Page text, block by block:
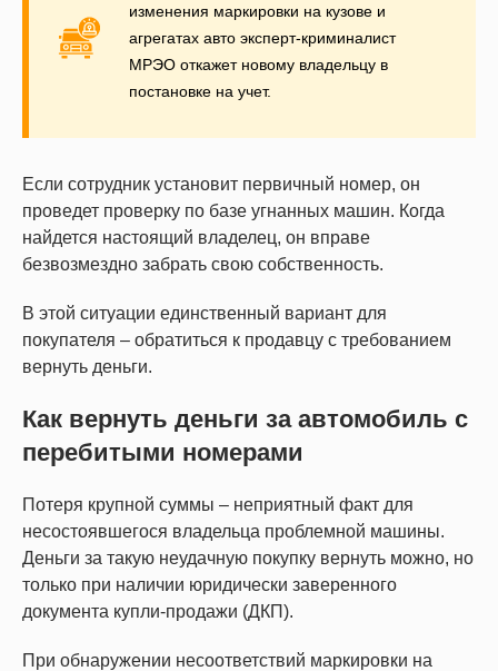
изменения маркировки на кузове и
агрегатах авто эксперт-криминалист
МРЭО откажет новому владельцу в
постановке на учет.
Если сотрудник установит первичный номер, он
проведет проверку по базе угнанных машин. Когда
найдется настоящий владелец, он вправе
безвозмездно забрать свою собственность.
В этой ситуации единственный вариант для
покупателя – обратиться к продавцу с требованием
вернуть деньги.
Как вернуть деньги за автомобиль с
перебитыми номерами
Потеря крупной суммы – неприятный факт для
несостоявшегося владельца проблемной машины.
Деньги за такую неудачную покупку вернуть можно, но
только при наличии юридически заверенного
документа купли-продажи (ДКП).
При обнаружении несоответствий маркировки на